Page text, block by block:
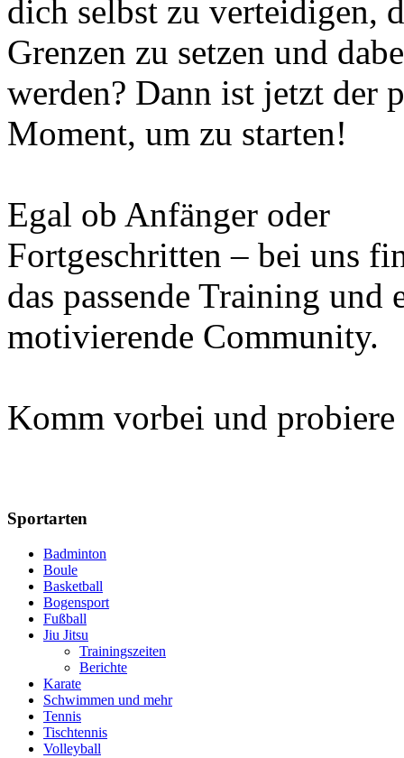
dich selbst zu verteidigen,
Grenzen zu setzen und
werden? Dann ist jetzt der
Moment, um zu starten!
Egal ob Anfänger oder
Fortgeschritten – bei uns
das passende Training und
motivierende Community.
Komm vorbei und probiere
Sportarten
Badminton
Boule
Basketball
Bogensport
Fußball
Jiu Jitsu
Trainingszeiten
Berichte
Karate
Schwimmen und mehr
Tennis
Tischtennis
Volleyball